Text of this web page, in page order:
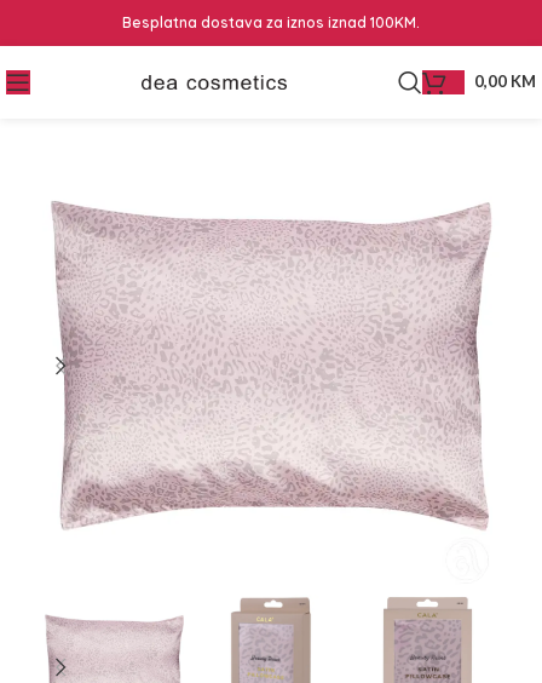
Besplatna dostava za iznos iznad 100KM.
0,00 KM